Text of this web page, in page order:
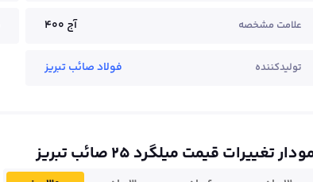
علامت مشخصه آج ۴۰۰
تولیدکننده فولاد صائب تبریز
تغییرات قیمت میلگرد ۲۵ صائب تبریز